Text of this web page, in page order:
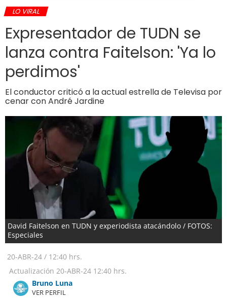
LO VIRAL
Expresentador de TUDN se
lanza contra Faitelson: 'Ya lo
perdimos'
El conductor criticó a la actual estrella de Televisa por
cenar con André Jardine
David Faitelson en TUDN y experiodista atacándolo / FOTOS:
Especiales
20-ABR-24 / 12:40 hrs.
Actualización 20-ABR-24 12:40 hrs.
Bruno Luna
VER PERFIL